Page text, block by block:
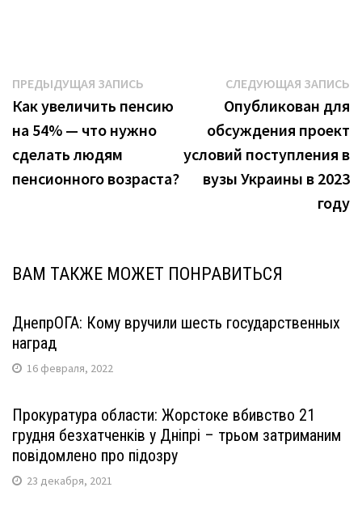
Навигация
по
записям
ПРЕДЫДУЩАЯ ЗАПИСЬ
запись:
Как увеличить пенсию
на 54% — что нужно
сделать людям
пенсионного возраста?
СЛЕДУЮЩАЯ ЗАПИСЬ
Опубликован для
обсуждения проект
условий поступления в
вузы Украины в 2023
году
ВАМ ТАКЖЕ МОЖЕТ ПОНРАВИТЬСЯ
ДнепрОГА: Кому вручили шесть государственных
наград
16 февраля, 2022
Прокуратура области: Жорстоке вбивство 21
грудня безхатченків у Дніпрі – трьом затриманим
повідомлено про підозру
23 декабря, 2021